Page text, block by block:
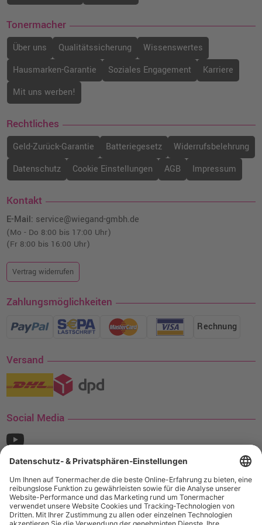
Tonermacher
Über uns Qualitätssicherung
Wissenswertes
Hausmarken-Garantie
Soziales Engagement
Karriere
Mit uns werben!
Rechtliches
Geld-Zurück-Garantie Batteriegesetz
Widerrufsbelehrung
Datenschutz
Cookie Einstellungen AGB Impressum
Kontakt
E-Mail: service@wiegand-gmbh.de
(Mo - Do 8:00 bis 17:00 Uhr)
(Fr 8:00 bis 16:00 Uhr)
Vertrag widerrufen
Zahlungsmöglichkeiten
Rechnung
Versand
Social Media
¹ Nur gültig für den Versand innerhalb Deutschlands. Befindet sich ein Warenwert
von mindestens 35€ (inkl. Mwst.) an Ampertec Artikeln in Ihrem Warenkorb, ist der
Versand für Sie kostenfrei.